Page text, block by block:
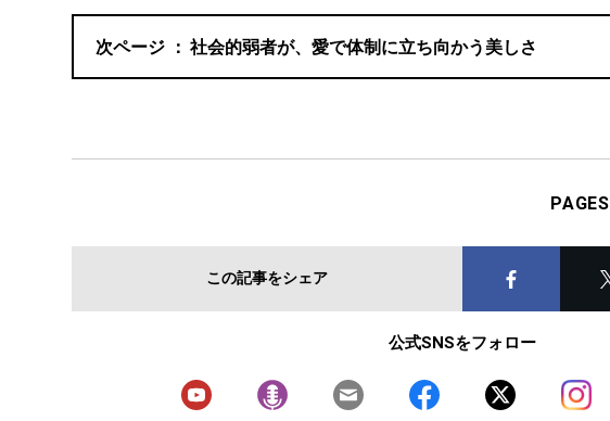
社会的弱者が、愛で体制に立ち向かう美しさ
PAGES
この記事をシェア
公式SNSをフォロー